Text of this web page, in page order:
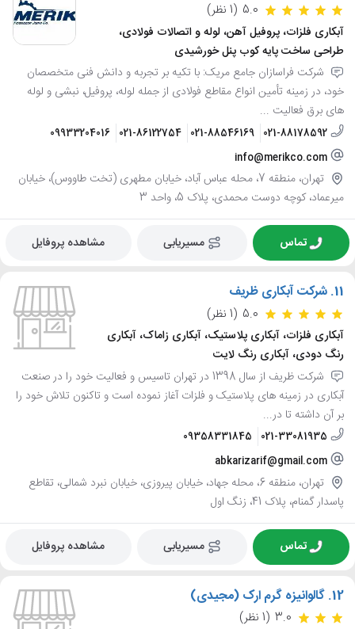
5.0 (1 نظر)
آبکاری فلزات، پروفیل آهن، لوله و اتصالات فولادی،
طراحی ساخت پایه کوب پنل خورشیدی
شرکت فراسازان جامع مریک: با تکیه بر تجربه و دانش فنی متخصصان
خود، در زمینه تأمین انواع مقاطع فولادی از جمله لوله، پروفیل، نبشی و لوله
های برق فعالیت ...
021-88178592
021-88546169
021-86122754
09933204016
info@merikco.com
تهران، منطقه 7، محله عباس آباد، خیابان مطهری (تخت طاووس)، خیابان
میرعماد، کوچه دوست محمدی، پلاک 5، واحد 3
تماس مسیریابی مشاهده پروفایل
11. شرکت آبکاری ظریف
5.0 (1 نظر)
آبکاری فلزات، آبکاری پلاستیک، آبکاری زاماک، آبکاری
رنگ دودی، آبکاری رنگ لایت
شرکت ظریف از سال 1398 در تهران تاسیس و فعالیت خود را در صنعت
آبکاری در زمینه های پلاستیک و فلزات آغاز نموده است و تاکنون تلاش خود را
بر آن داشته تا در...
021-33081935
09358331845
abkarizarif@gmail.com
تهران، منطقه 6، محله جهاد، خیابان پیروزی، خیابان نبرد شمالی، تقاطع
پاسدار گمنام، پلاک 41، زنگ اول
تماس مسیریابی مشاهده پروفایل
12. گالوانیزه گرم ارک (مجیدی)
3.0 (1 نظر)